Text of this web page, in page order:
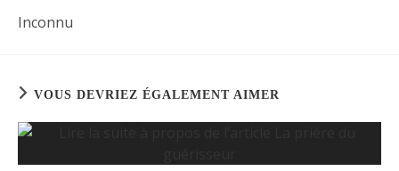
Inconnu
VOUS DEVRIEZ ÉGALEMENT AIMER